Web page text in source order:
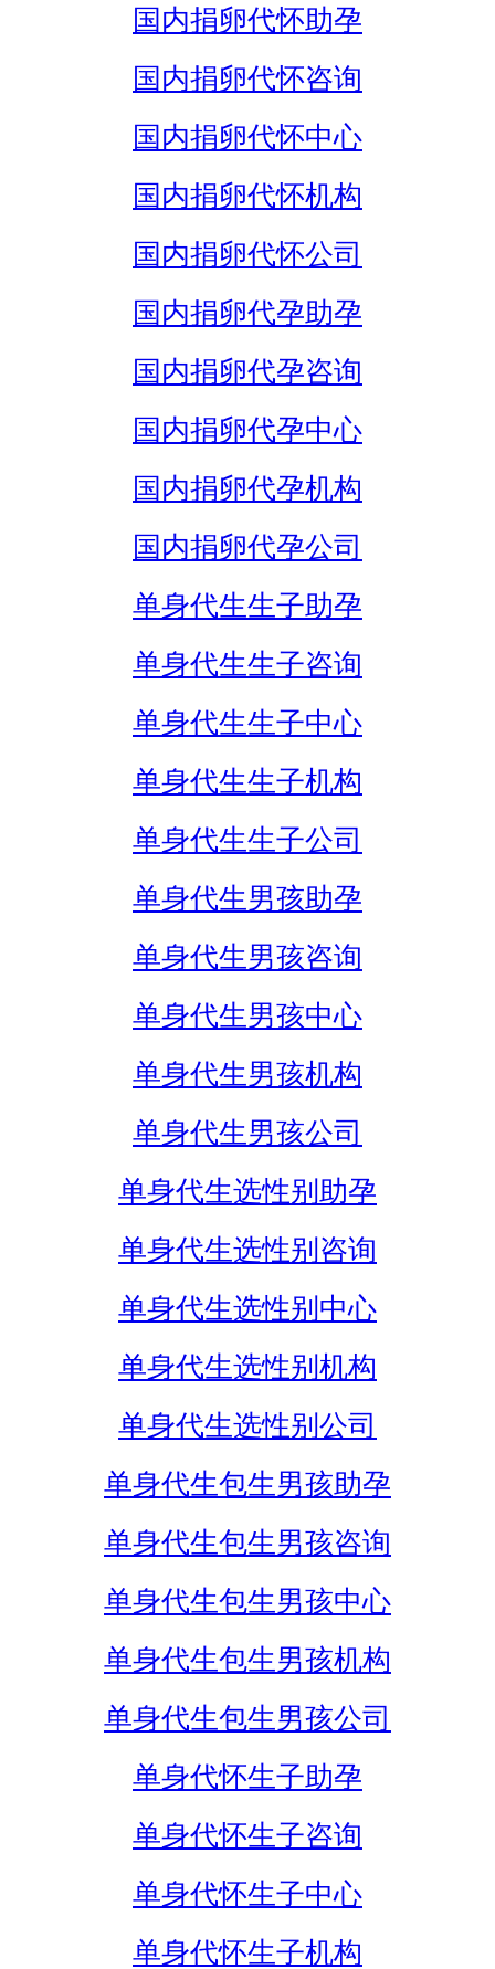
国内捐卵代怀助孕
国内捐卵代怀咨询
国内捐卵代怀中心
国内捐卵代怀机构
国内捐卵代怀公司
国内捐卵代孕助孕
国内捐卵代孕咨询
国内捐卵代孕中心
国内捐卵代孕机构
国内捐卵代孕公司
单身代生生子助孕
单身代生生子咨询
单身代生生子中心
单身代生生子机构
单身代生生子公司
单身代生男孩助孕
单身代生男孩咨询
单身代生男孩中心
单身代生男孩机构
单身代生男孩公司
单身代生选性别助孕
单身代生选性别咨询
单身代生选性别中心
单身代生选性别机构
单身代生选性别公司
单身代生包生男孩助孕
单身代生包生男孩咨询
单身代生包生男孩中心
单身代生包生男孩机构
单身代生包生男孩公司
单身代怀生子助孕
单身代怀生子咨询
单身代怀生子中心
单身代怀生子机构